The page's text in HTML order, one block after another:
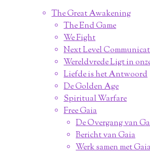
The Great Awakening
The End Game
We Fight
Next Level
Wereldvrede Ligt in
Liefde is het Antwoord
De Golden Age
Spiritual Warfare
Free Gaia
De Overgang van
Bericht van Gaia
Werk samen met